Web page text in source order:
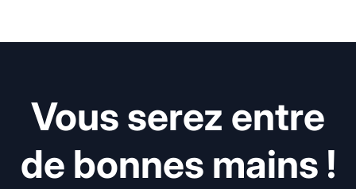
Vous serez entre
de bonnes mains !